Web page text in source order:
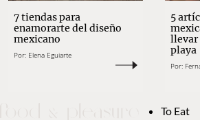
7 tiendas para
enamorarte del diseño
mexicano
Por: Elena Eguiarte
5
llevar
playa
Por:
To Eat